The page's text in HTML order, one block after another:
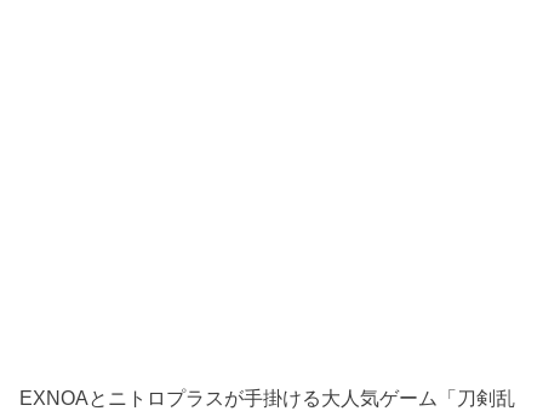
EXNOAとニトロプラスが手掛ける大人気ゲーム「刀剣乱